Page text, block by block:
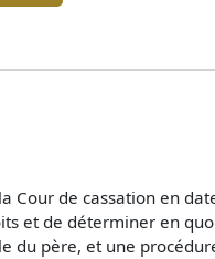
Cour de cassation en
et de déterminer en
père, et une